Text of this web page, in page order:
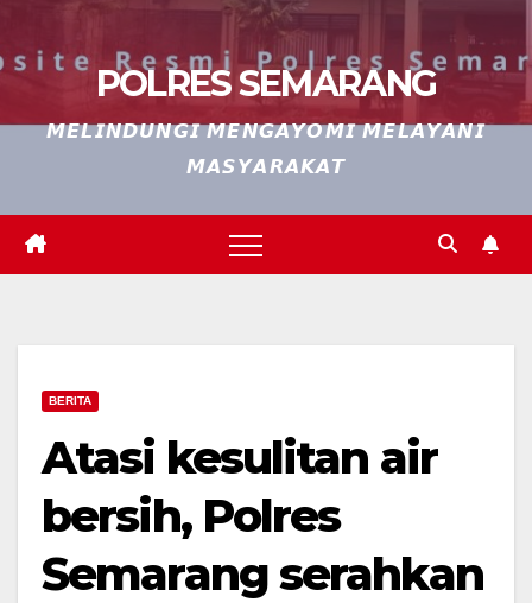
POLRES SEMARANG
𝙈𝙀𝙇𝙄𝙉𝘿𝙐𝙉𝙂𝙄 𝙈𝙀𝙉𝙂𝘼𝙔𝙊𝙈𝙄 𝙈𝙀𝙇𝘼𝙔𝘼𝙉𝙄
𝙈𝘼𝙎𝙔𝘼𝙍𝘼𝙆𝘼𝙏
BERITA
Atasi kesulitan air
bersih, Polres
Semarang serahkan